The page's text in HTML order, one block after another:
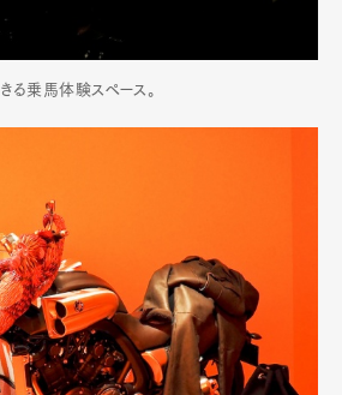
る乗馬体験スペース。